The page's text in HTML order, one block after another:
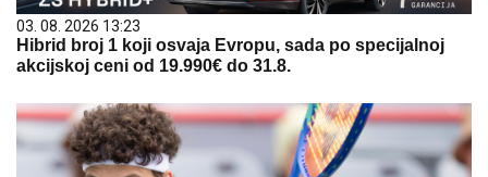
03. 08. 2026 13:23
Hibrid broj 1 koji osvaja Evropu, sada po specijalnoj
akcijskoj ceni od 19.990€ do 31.8.